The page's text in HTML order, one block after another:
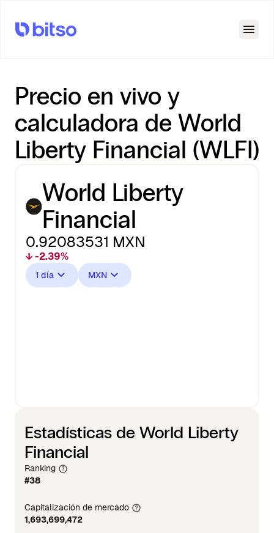
Precio en vivo y
calculadora de World
Liberty Financial (WLFI)
World Liberty
Financial
0.92083531 MXN
↓ -2.39%
1 día MXN
Estadísticas de World Liberty
Financial
Ranking
#38
Capitalización de mercado
1,693,699,472